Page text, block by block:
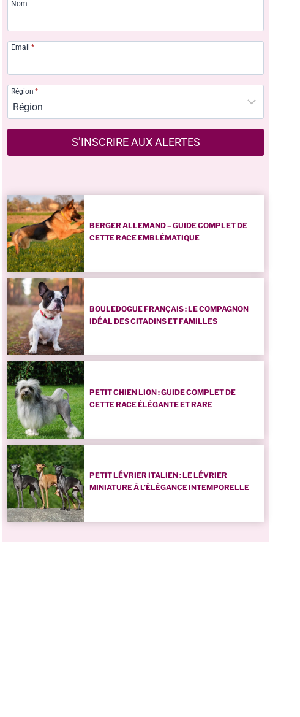
Nom
Email *
Région *
S’INSCRIRE AUX ALERTES
BERGER ALLEMAND – GUIDE COMPLET DE
CETTE RACE EMBLÉMATIQUE
BOULEDOGUE FRANÇAIS : LE COMPAGNON
IDÉAL DES CITADINS ET FAMILLES
PETIT CHIEN LION : GUIDE COMPLET DE
CETTE RACE ÉLÉGANTE ET RARE
PETIT LÉVRIER ITALIEN : LE LÉVRIER
MINIATURE À L’ÉLÉGANCE INTEMPORELLE